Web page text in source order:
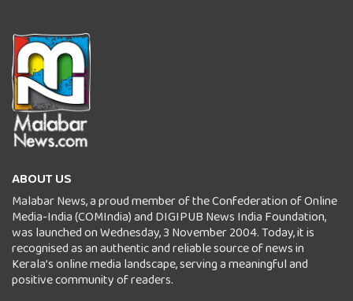
ABOUT US
Malabar News, a proud member of the Confederation of Online
Media-India (COMIndia) and DIGIPUB News India Foundation,
was launched on Wednesday, 3 November 2004. Today, it is
recognised as an authentic and reliable source of news in
Kerala’s online media landscape, serving a meaningful and
positive community of readers.